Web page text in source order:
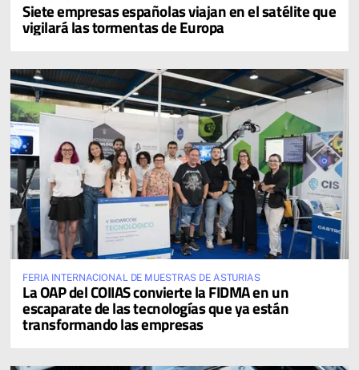
Siete empresas españolas viajan en el satélite que
vigilará las tormentas de Europa
FERIA INTERNACIONAL DE MUESTRAS DE ASTURIAS
La OAP del COIIAS convierte la FIDMA en un
escaparate de las tecnologías que ya están
transformando las empresas